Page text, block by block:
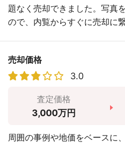
題なく売却できました。写真
ので、内覧からすぐに売却に
売却価格
3.0
査定価格
3,000万円
周囲の事例や地価をベースに